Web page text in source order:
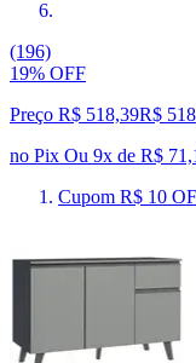
(196)
19% OFF
Preço R$ 518,39R$ 518
no Pix Ou 9x de R$
Cupom R$ 10